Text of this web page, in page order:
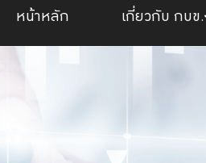
หน้าหลัก เกี่ยวกับ กบข.